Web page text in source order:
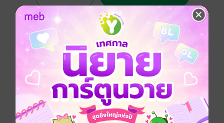
1 Rating
ซื้อเป็นของขวัญ ติดตาม แชร์
หนังสือ Cheese Passion รวมสูตรขนมจากชีสยอดนิยม
พร้อมภาพประกอบการทำแบบ step-by-step โดยละเอียด